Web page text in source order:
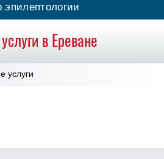
эпилептологии
в Ереване
услуги